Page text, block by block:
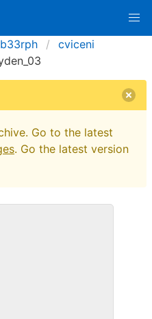
cviceni
Go to the latest
. Go the latest version